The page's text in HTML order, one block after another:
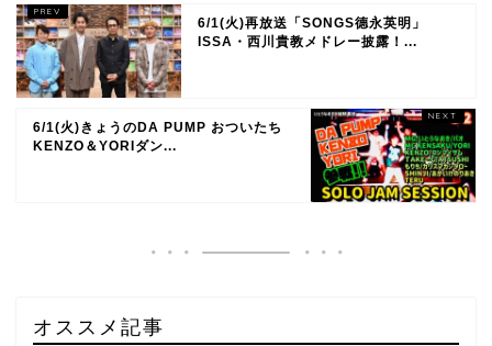
6/1(火)再放送「SONGS德永英明」
ISSA・西川貴教メドレー披露！...
6/1(火)きょうのDA PUMP おついたち
KENZO＆YORIダン...
オススメ記事